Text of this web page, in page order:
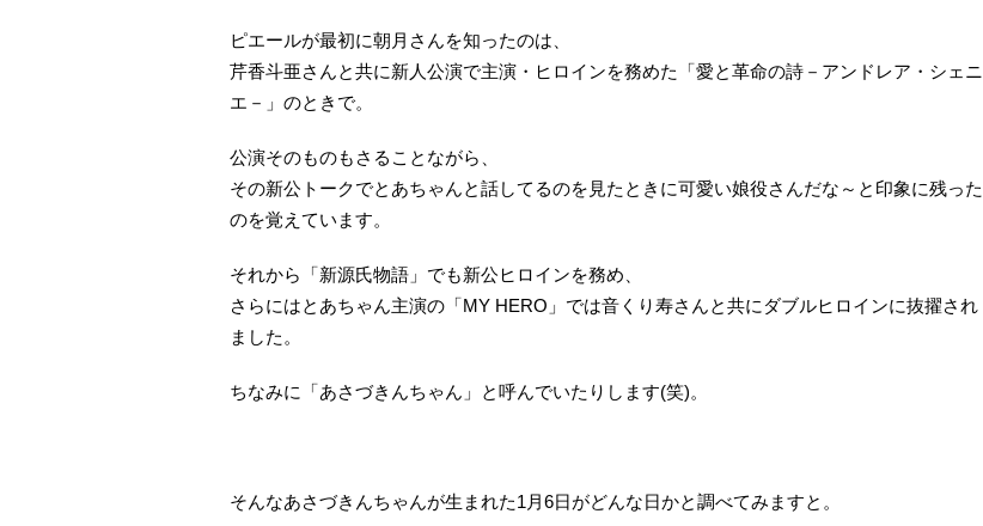
ピエールが最初に朝月さんを知ったのは、
芹香斗亜さんと共に新人公演で主演・ヒロインを務めた「愛と革命の詩－アンドレア・シェニ
エ－」のときで。
公演そのものもさることながら、
その新公トークでとあちゃんと話してるのを見たときに可愛い娘役さんだな～と印象に残った
のを覚えています。
それから「新源氏物語」でも新公ヒロインを務め、
さらにはとあちゃん主演の「MY HERO」では音くり寿さんと共にダブルヒロインに抜擢され
ました。
ちなみに「あさづきんちゃん」と呼んでいたりします(笑)。
そんなあさづきんちゃんが生まれた1月6日がどんな日かと調べてみますと。